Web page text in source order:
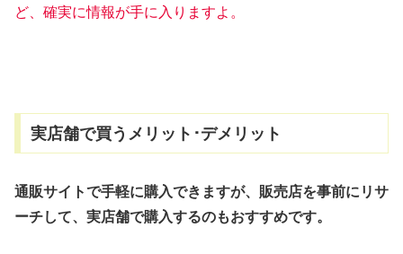
ど、確実に情報が手に入りますよ。
実店舗で買うメリット･デメリット
通販サイトで手軽に購入できますが、販売店を事前にリサ
ーチして、実店舗で購入するのもおすすめです。